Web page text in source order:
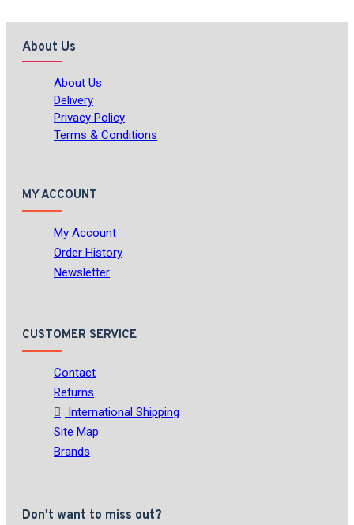
About Us
About Us
Delivery
Privacy Policy
Terms & Conditions
MY ACCOUNT
My Account
Order History
Newsletter
CUSTOMER SERVICE
Contact
Returns
International Shipping
Site Map
Brands
Don't want to miss out?